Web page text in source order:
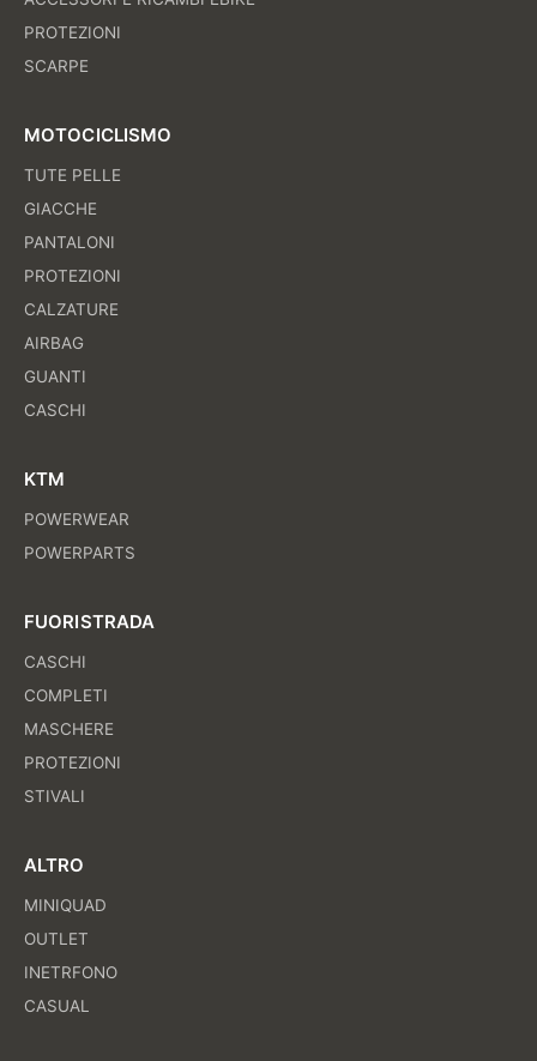
PROTEZIONI
SCARPE
MOTOCICLISMO
TUTE PELLE
GIACCHE
PANTALONI
PROTEZIONI
CALZATURE
AIRBAG
GUANTI
CASCHI
KTM
POWERWEAR
POWERPARTS
FUORISTRADA
CASCHI
COMPLETI
MASCHERE
PROTEZIONI
STIVALI
ALTRO
MINIQUAD
OUTLET
INETRFONO
CASUAL